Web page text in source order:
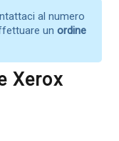
al numero
un ordine
Xerox